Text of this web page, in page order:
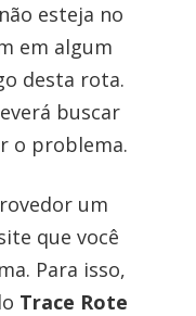
esteja no
em algum
desta rota.
buscar
o problema.
um
que você
Para isso,
Trace Rote